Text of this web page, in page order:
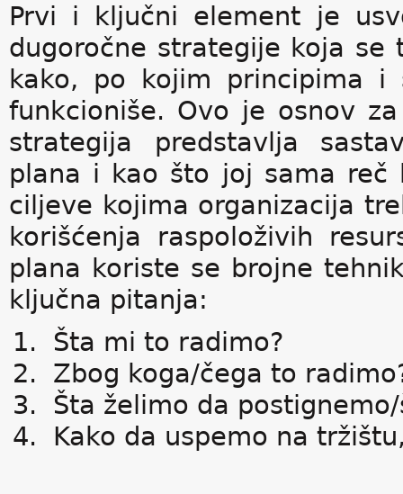
Prvi i ključni element je
dugoročne strategije koja se
kako, po kojim principima i
funkcioniše. Ovo je osnov
strategija predstavlja
plana i kao što joj sama reč
ciljeve kojima organizacija
korišćenja raspoloživih
plana koriste se brojne
ključna pitanja:
Šta mi to radimo?
Zbog koga/čega to
Šta želimo da
Kako da uspemo na